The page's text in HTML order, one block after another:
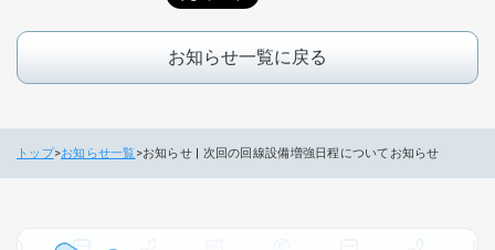
お知らせ一覧に戻る
トップ お知らせ一覧 お知らせ | 次回の回線設備増強日程についてお知らせ